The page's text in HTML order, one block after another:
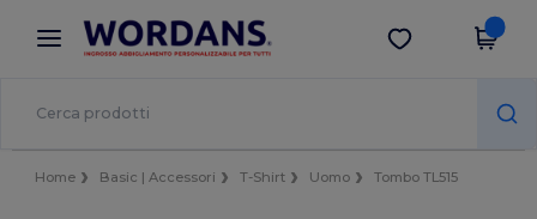
× App Wordans
Prezzi migliori sull'app!
Scarica app
Home Basic | Accessori T-Shirt Uomo Tombo TL515